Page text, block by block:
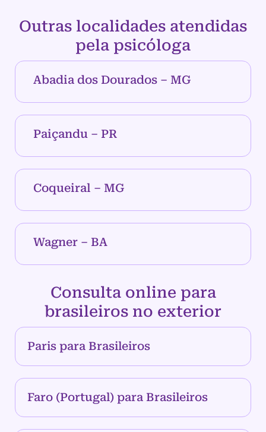
Outras localidades atendidas
pela psicóloga
Abadia dos Dourados – MG
Paiçandu – PR
Coqueiral – MG
Wagner – BA
Consulta online para
brasileiros no exterior
Paris para Brasileiros
Faro (Portugal) para Brasileiros